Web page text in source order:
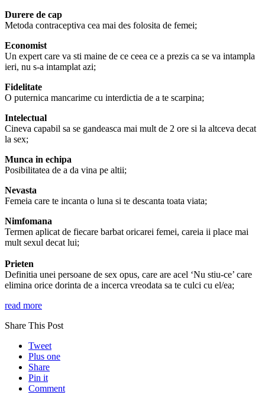
Durere de cap
Metoda contraceptiva cea mai des folosita de femei;
Economist
Un expert care va sti maine de ce ceea ce a prezis ca se va intampla
ieri, nu s-a intamplat azi;
Fidelitate
O puternica mancarime cu interdictia de a te scarpina;
Intelectual
Cineva capabil sa se gandeasca mai mult de 2 ore si la altceva decat
la sex;
Munca in echipa
Posibilitatea de a da vina pe altii;
Nevasta
Femeia care te incanta o luna si te descanta toata viata;
Nimfomana
Termen aplicat de fiecare barbat oricarei femei, careia ii place mai
mult sexul decat lui;
Prieten
Definitia unei persoane de sex opus, care are acel ‘Nu stiu-ce’ care
elimina orice dorinta de a incerca vreodata sa te culci cu el/ea;
read more
Share This Post
Tweet
Plus one
Share
Pin it
Comment